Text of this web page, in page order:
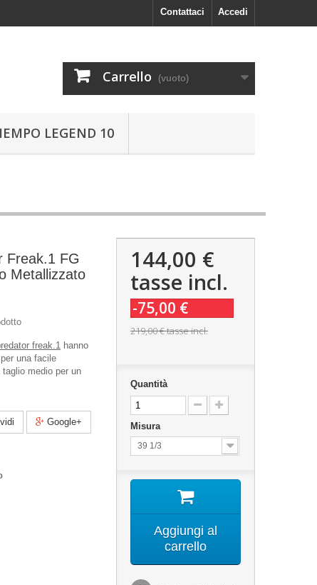
Accedi
Contattaci
Carrello (vuoto)
LEGEND 10
Freak.1 FG
Metallizzato
freak.1 hanno
una facile
medio per un
Google+
144,00 €
tasse incl.
-75,00 €
219,00 €tasse incl.
Quantità
Misura
39 1/3
Aggiungi al
carrello